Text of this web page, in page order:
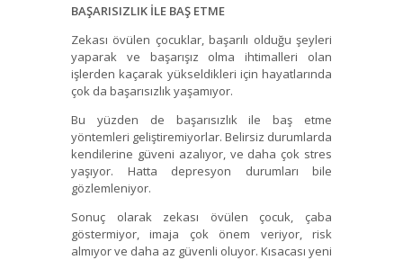
BAŞARISIZLIK İLE BAŞ ETME
Zekası övülen çocuklar, başarılı olduğu şeyleri
yaparak ve başarışız olma ihtimalleri olan
işlerden kaçarak yükseldikleri için hayatlarında
çok da başarısızlık yaşamıyor.
Bu yüzden de başarısızlık ile baş etme
yöntemleri geliştiremiyorlar. Belirsiz durumlarda
kendilerine güveni azalıyor, ve daha çok stres
yaşıyor. Hatta depresyon durumları bile
gözlemleniyor.
Sonuç olarak zekası övülen çocuk, çaba
göstermiyor, imaja çok önem veriyor, risk
almıyor ve daha az güvenli oluyor. Kısacası yeni